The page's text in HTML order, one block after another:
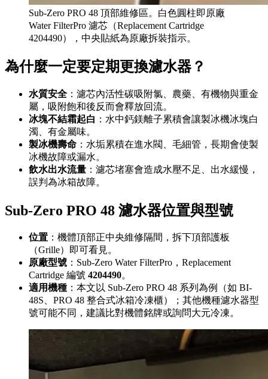
Sub-Zero PRO 48 頂部維修區。白色圓柱即原廠
Water FilterPro 濾芯（Replacement Cartridge
4204490），中央貼紙為原廠拆裝指示。
為什麼一定要定期更換濾水器？
水質安全 ：濾芯內活性碳吸附氯、農藥、有機物與重金
屬，吸附飽和後反而會釋放回流。
冰塊不結霜起白 ：水中鈣鎂離子累積會讓製冰機冰塊白
濁、有金屬味。
製冰機壽命 ：水垢累積在進水閥、毛細管，長期會使製
冰機故障或漏水。
飲水出水流量 ：濾芯堵塞會造成水壓不足、出水緩慢，
誤判為冰箱故障。
Sub-Zero PRO 48 濾水器位置與型號
位置 ：機體頂部正中央維修隔間，拆下頂部護板
（Grille）即可看見。
原廠型號 ：Sub-Zero Water FilterPro，Replacement
Cartridge 編號 4204490。
適用機種 ：本文以 Sub-Zero PRO 48 系列為例（如 BI-
48S、PRO 48 整合式冰箱冷凍櫃）；其他機種濾水器型
號可能不同，建議比對機體銘牌或詢問大元冷凍。